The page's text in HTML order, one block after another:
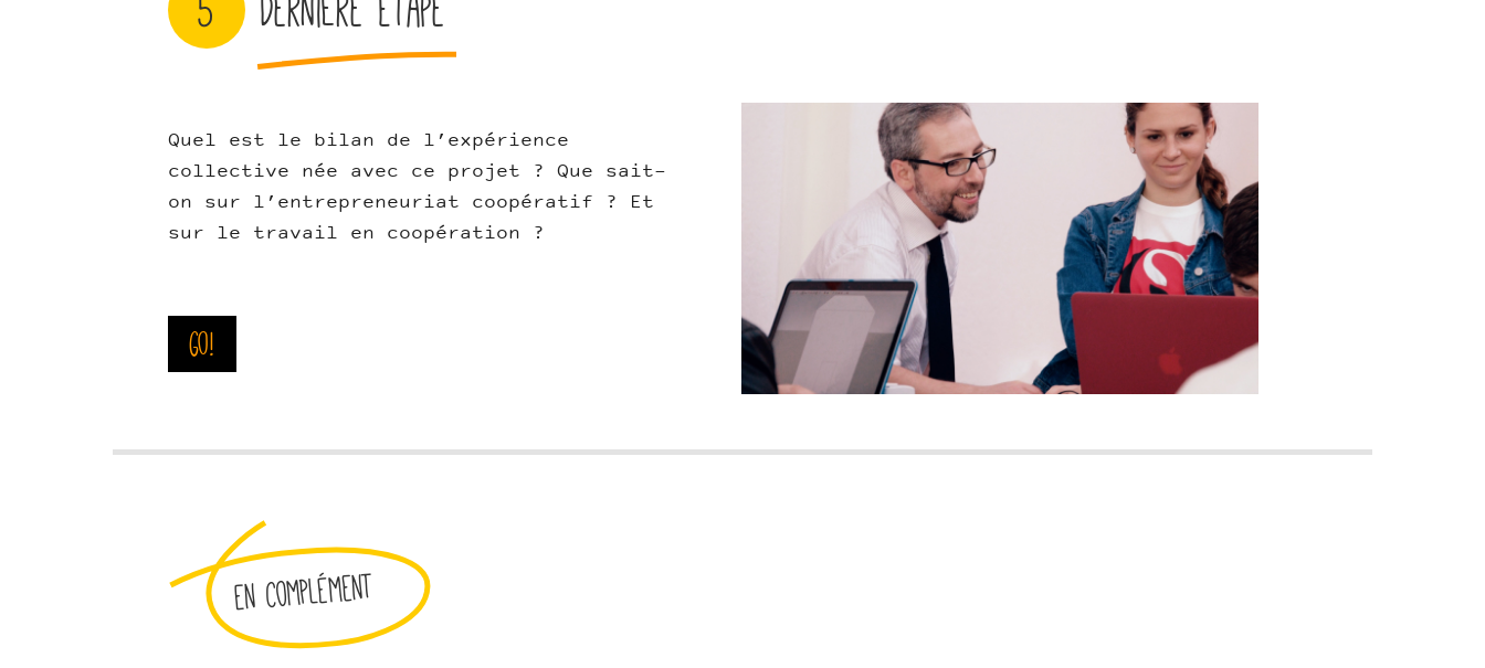
Dernière étape
Quel est le bilan de l’expérience
collective née avec ce projet ? Que sait-
on sur l’entrepreneuriat coopératif ? Et
sur le travail en coopération ?
Go!
En complément